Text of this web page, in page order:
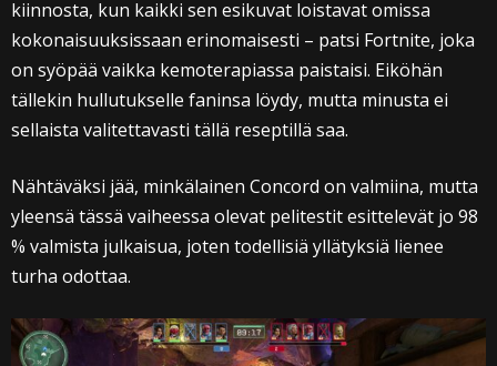
kiinnosta, kun kaikki sen esikuvat loistavat omissa
kokonaisuuksissaan erinomaisesti – patsi Fortnite, joka
on syöpää vaikka kemoterapiassa paistaisi. Eiköhän
tällekin hullutukselle faninsa löydy, mutta minusta ei
sellaista valitettavasti tällä reseptillä saa.
Nähtäväksi jää, minkälainen Concord on valmiina, mutta
yleensä tässä vaiheessa olevat pelitestit esittelevät jo 98
% valmista julkaisua, joten todellisiä yllätyksiä lienee
turha odottaa.